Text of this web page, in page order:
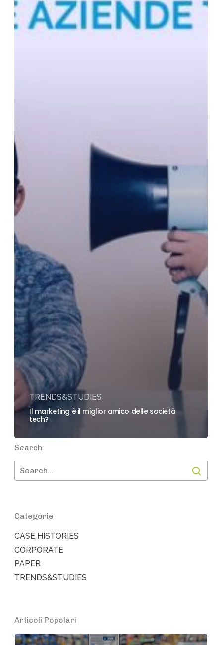
TRENDS&STUDIES
Il marketing è il miglior amico delle società
tech?
Search
Categorie
CASE HISTORIES
CORPORATE
PAPER
TRENDS&STUDIES
Articoli Popolari